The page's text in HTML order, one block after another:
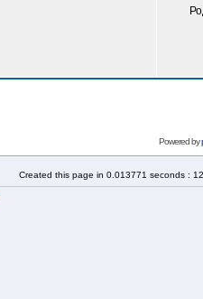
Powered by
Created this page in 0.013771 seconds :